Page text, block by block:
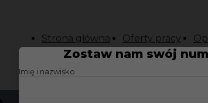
Strona główna Oferty pracy
Zostaw nam swój
Imię i nazwisko